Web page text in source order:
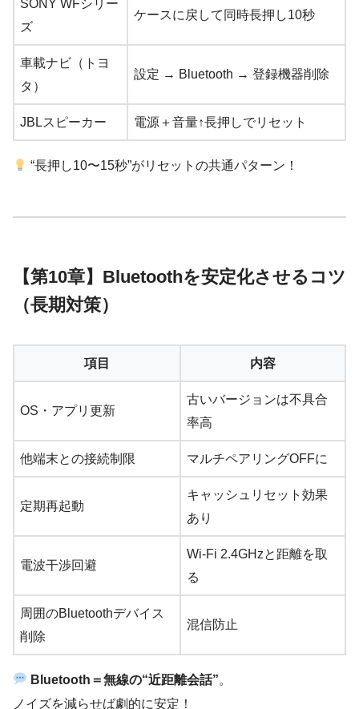
SONY WFシリー
ズ
ケースに戻して同時長押し10秒
車載ナビ（トヨ
タ）
設定 → Bluetooth → 登録機器削除
JBLスピーカー 電源＋音量↑長押しでリセット
“長押し10〜15秒”がリセットの共通パターン！
【第10章】Bluetoothを安定化させるコツ
（長期対策）
項目 内容
OS・アプリ更新
古いバージョンは不具合
率高
他端末との接続制限 マルチペアリングOFFに
定期再起動
キャッシュリセット効果
あり
電波干渉回避
Wi-Fi 2.4GHzと距離を取
る
周囲のBluetoothデバイス
削除
混信防止
Bluetooth＝無線の“近距離会話”。
ノイズを減らせば劇的に安定！